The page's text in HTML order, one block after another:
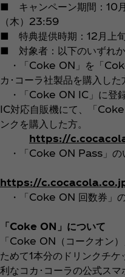
■ キャンペーン期間：10
（木）23:59
■ 特典提供時期：12月上
■ 対象者：以下のいずれ
・「Coke ON」を「
カ･コーラ社製品を購入した
・「Coke ON IC」に登
IC対応自販機にて、「
ンクを購入した方。
https://
・「Coke ON Pass」の
https://
・「Coke ON 回数券」
「Coke ON」について
「Coke ON（コークオン
ためて1本分のドリンクチ
利なコカ･コーラの公式ス